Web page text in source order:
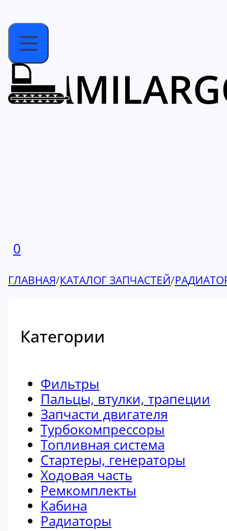
0
ГЛАВНАЯ/КАТАЛОГ ЗАПЧАСТЕЙ/
Категории
Фильтры
Пальцы, втулки, трапеции
Запчасти двигателя
Турбокомпрессоры
Топливная система
Стартеры, генераторы
Ходовая часть
Ремкомплекты
Кабина
Радиаторы